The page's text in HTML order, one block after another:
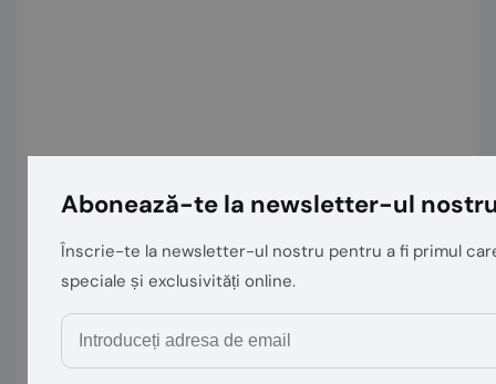
Abonează-te la newsletter-ul
Înscrie-te la newsletter-ul nostru pentru a fi primul
speciale și exclusivități online.